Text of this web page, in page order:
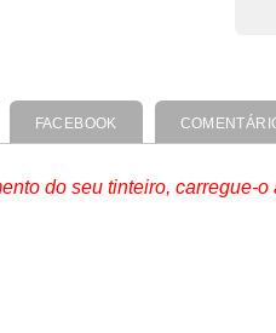
FACEBOOK
do seu tinteiro, carregue-